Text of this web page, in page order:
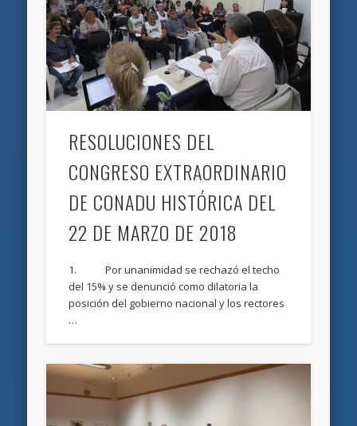
RESOLUCIONES DEL
CONGRESO EXTRAORDINARIO
DE CONADU HISTÓRICA DEL
22 DE MARZO DE 2018
1. Por unanimidad se rechazó el techo
del 15% y se denunció como dilatoria la
posición del gobierno nacional y los rectores
…